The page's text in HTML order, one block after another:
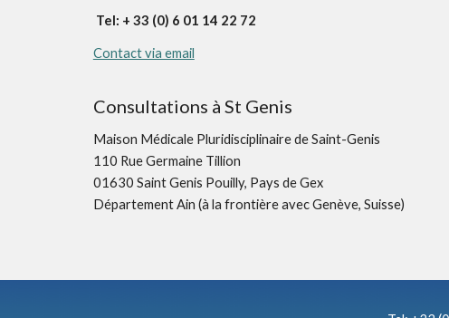
Tel: + 33 (0) 6 01 14 22 72
Contact via email
Consultations à St Genis
Maison Médicale Pluridisciplinaire de Saint-Genis
110 Rue Germaine Tillion
01630 Saint Genis Pouilly, Pays de Gex
Département Ain (à la frontière avec Genève, Suisse)